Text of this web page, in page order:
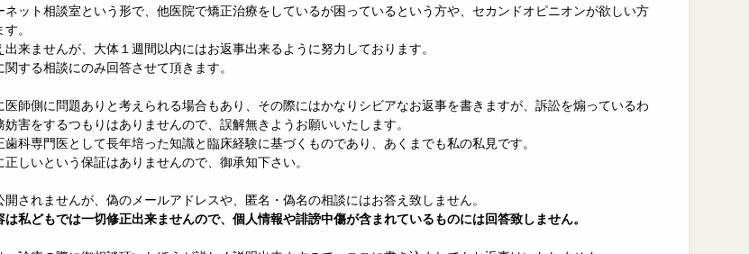
ット相談室という形で、他医院で矯正治療をしているが困っているという方や、セカンドオピニオンが欲しい方
。
来ませんが、大体１週間以内にはお返事出来るように努力しております。
する相談にのみ回答させて頂きます。
師側に問題ありと考えられる場合もあり、その際にはかなりシビアなお返事を書きますが、訴訟を煽っているわ
害をするつもりはありませんので、誤解無きようお願いいたします。
科専門医として長年培った知識と臨床経験に基づくものであり、あくまでも私の私見です。
しいという保証はありませんので、御承知下さい。
されませんが、偽のメールアドレスや、匿名・偽名の相談にはお答え致しません。
私どもでは一切修正出来ませんので、個人情報や誹謗中傷が含まれているものには回答致しません。